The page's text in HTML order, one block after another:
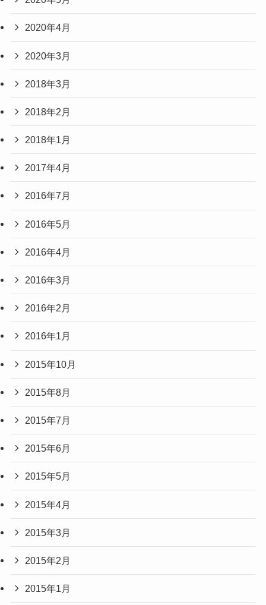
2020年4月
2020年3月
2018年3月
2018年2月
2018年1月
2017年4月
2016年7月
2016年5月
2016年4月
2016年3月
2016年2月
2016年1月
2015年10月
2015年8月
2015年7月
2015年6月
2015年5月
2015年4月
2015年3月
2015年2月
2015年1月